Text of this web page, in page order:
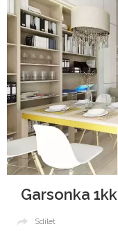
Garsonka 1kk
Sdílet